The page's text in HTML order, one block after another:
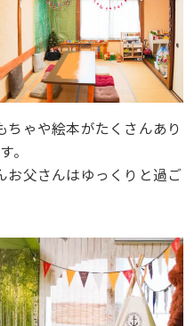
ゃや絵本がたくさんあり
。
お父さんはゆっくりと過ご